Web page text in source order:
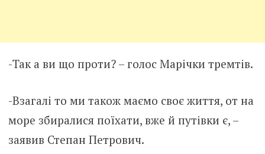
-Так а ви що проти? – голос Марічки тремтів.
-Взагалі то ми також маємо своє життя, от на
море збиралися поїхати, вже й путівки є, –
заявив Степан Петрович.